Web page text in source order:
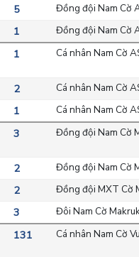
5 Đồng đội Nam Cờ
1 Đồng đội Nam Cờ
1 Cá nhân Nam Cờ
2 Cá nhân Nam Cờ
1 Cá nhân Nam Cờ
3 Đồng đội Nam Cờ
2 Đồng đội Nam Cờ
2 Đồng đội MXT Cờ
3 Đôi Nam Cờ
131 Cá nhân Nam Cờ